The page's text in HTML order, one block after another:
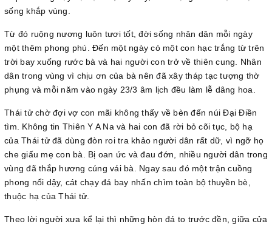
sống khắp vùng.
Từ đó ruộng nương luôn tươi tốt, đời sống nhân dân mỗi ngày
một thêm phong phú. Đến một ngày có một con hạc trắng từ trên
trời bay xuống rước bà và hai người con trở về thiên cung. Nhân
dân trong vùng vì chịu ơn của bà nên đã xây tháp tạc tượng thờ
phụng và mỗi năm vào ngày 23/3 âm lịch đều làm lễ dâng hoa.
Thái tử chờ đợi vợ con mãi không thấy về bèn đến núi Đại Điền
tìm. Không tin Thiên Y A Na và hai con đã rời bỏ cõi tục, bộ hạ
của Thái tử đã dùng đòn roi tra khảo người dân rất dữ, vì ngỡ họ
che giấu mẹ con bà. Bị oan ức và đau đớn, nhiều người dân trong
vùng đã thắp hương cúng vái bà. Ngay sau đó một trận cuồng
phong nổi dậy, cát chạy đá bay nhấn chìm toàn bộ thuyền bè,
thuộc hạ của Thái tử.
Theo lời người xưa kể lại thì những hòn đá to trước đền, giữa cửa